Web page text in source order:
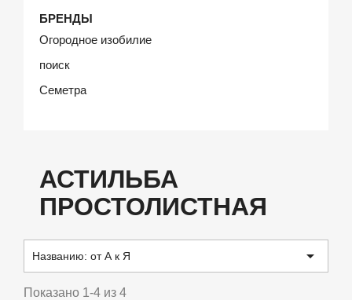
БРЕНДЫ
Огородное изобилие
поиск
Семетра
АСТИЛЬБА
ПРОСТОЛИСТНАЯ
Названию: от А к Я 
Показано 1-4 из 4